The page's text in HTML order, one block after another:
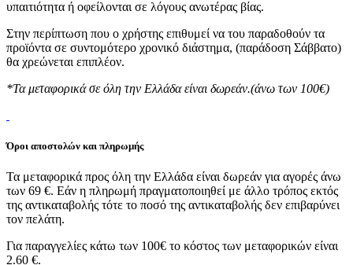
υπαιτιότητα ή οφείλονται σε λόγους ανωτέρας βίας.
Στην περίπτωση που ο χρήστης επιθυμεί να του παραδοθούν τα
προϊόντα σε συντομότερο χρονικό διάστημα, (παράδοση Σάββατο)
θα χρεώνεται επιπλέον.
*Τα μεταφορικά σε όλη την Ελλάδα είναι δωρεάν.(άνω των 100€)
Όροι αποστολών και πληρωμής
Τα μεταφορικά προς όλη την Ελλάδα είναι δωρεάν για αγορές άνω
των 69 €. Εάν η πληρωμή πραγματοποιηθεί με άλλο τρόπος εκτός
της αντικαταβολής τότε το ποσό της αντικαταβολής δεν επιβαρύνει
τον πελάτη.
Για παραγγελίες κάτω των 100€ το κόστος των μεταφορικών είναι
2.60 €.